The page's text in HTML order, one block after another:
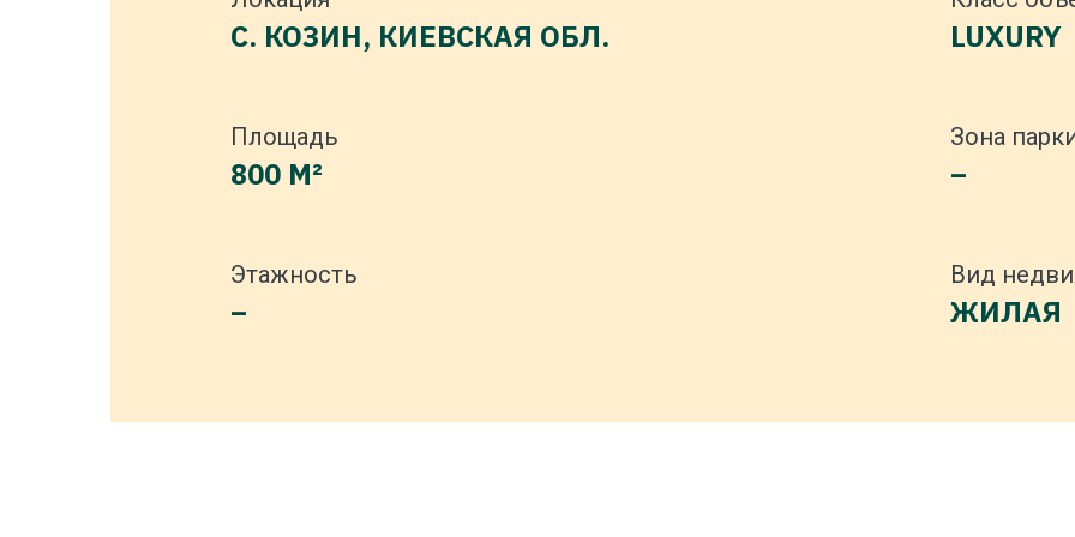
С. КОЗИН, КИЕВСКАЯ ОБЛ.
Площадь
800 М²
Этажность
–
LUXURY
Зона
–
Вид
ЖИЛАЯ